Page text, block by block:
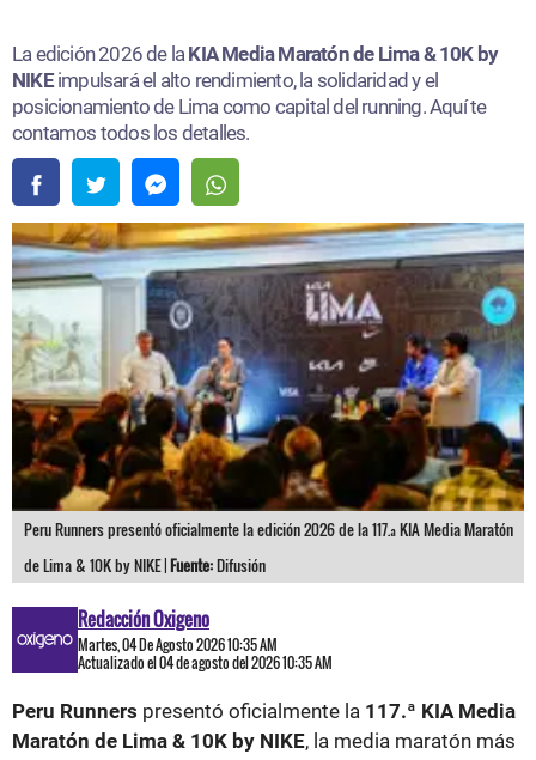
La edición 2026 de la KIA Media Maratón de Lima & 10K by
NIKEimpulsará el alto rendimiento, la solidaridad y el
posicionamiento de Lima como capital del running. Aquí te
contamos todos los detalles.
Peru Runners presentó oficialmente la edición 2026 de la 117.ª KIA Media Maratón
de Lima & 10K by NIKE |Fuente:Difusión
Redacción Oxigeno
Martes, 04 De Agosto 2026 10:35 AM
Actualizado el 04 de agosto del 2026 10:35 AM
Peru Runners presentó oficialmente la 117.ª KIA Media
Maratón de Lima & 10K by NIKE, la media maratón más